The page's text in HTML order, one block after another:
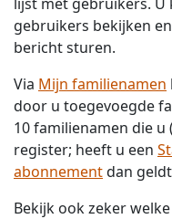
gebruikers bekijken
bericht sturen.
Via Mijn familienamen
door u toegevoegde
10 familienamen die
register; heeft u een
abonnementdan
Bekijk ook zeker